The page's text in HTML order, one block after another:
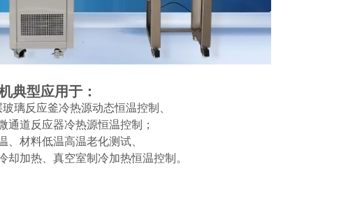
典型应用于：
璃反应釜冷热源动态恒温控制、
通道反应器冷热源恒温控制；
、材料低温高温老化测试、
加热、真空室制冷加热恒温控制。